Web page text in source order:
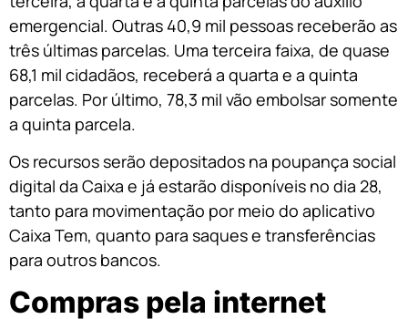
emergencial. Outras 40,9 mil pessoas receberão as
três últimas parcelas. Uma terceira faixa, de quase
68,1 mil cidadãos, receberá a quarta e a quinta
parcelas. Por último, 78,3 mil vão embolsar somente
a quinta parcela.
Os recursos serão depositados na poupança social
digital da Caixa e já estarão disponíveis no dia 28,
tanto para movimentação por meio do aplicativo
Caixa Tem, quanto para saques e transferências
para outros bancos.
Compras pela internet